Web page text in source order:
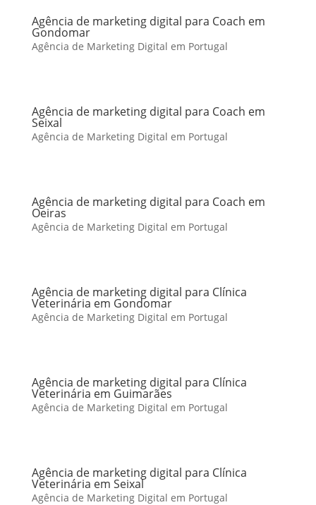
Agência de marketing digital para Coach em
Gondomar
Agência de Marketing Digital em Portugal
Agência de marketing digital para Coach em
Seixal
Agência de Marketing Digital em Portugal
Agência de marketing digital para Coach em
Oeiras
Agência de Marketing Digital em Portugal
Agência de marketing digital para Clínica
Veterinária em Gondomar
Agência de Marketing Digital em Portugal
Agência de marketing digital para Clínica
Veterinária em Guimarães
Agência de Marketing Digital em Portugal
Agência de marketing digital para Clínica
Veterinária em Seixal
Agência de Marketing Digital em Portugal